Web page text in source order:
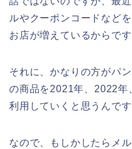
ルやクーポンコードなど
お店が増えているからです
それに、かなりの方がパ
の商品を2021年、2022年
利用していくと思うんで
なので、もしかしたらメ